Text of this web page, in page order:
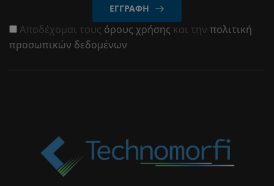
ΕΓΓΡΑΦΉ
Αποδέχομαι τους όρους χρήσης και την πολιτική
προσωπικών δεδομένων